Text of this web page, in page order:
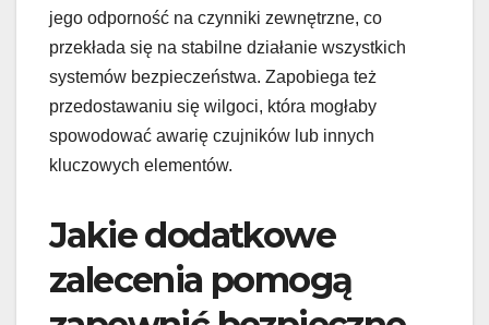
jego odporność na czynniki zewnętrzne, co
przekłada się na stabilne działanie wszystkich
systemów bezpieczeństwa. Zapobiega też
przedostawaniu się wilgoci, która mogłaby
spowodować awarię czujników lub innych
kluczowych elementów.
Jakie dodatkowe
zalecenia pomogą